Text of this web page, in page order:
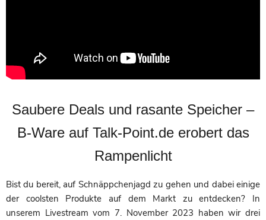
Saubere Deals und rasante Speicher –
B-Ware auf Talk-Point.de erobert das
Rampenlicht
Bist du bereit, auf Schnäppchenjagd zu gehen und dabei einige
der coolsten Produkte auf dem Markt zu entdecken? In
unserem Livestream vom 7. November 2023 haben wir drei